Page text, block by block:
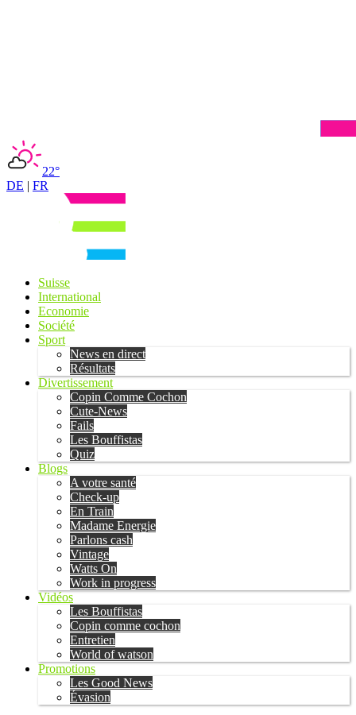
22°
DE | FR
Suisse
International
Economie
Société
Sport
News en direct
Résultats
Divertissement
Copin Comme Cochon
Cute-News
Fails
Les Bouffistas
Quiz
Blogs
A votre santé
Check-up
En Train
Madame Energie
Parlons cash
Vintage
Watts On
Work in progress
Vidéos
Les Bouffistas
Copin comme cochon
Entretien
World of watson
Promotions
Les Good News
Évasion